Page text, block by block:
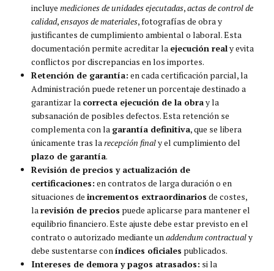
incluye mediciones de unidades ejecutadas,actas de control de
calidad,ensayos de materiales, fotografías de obra y
justificantes de cumplimiento ambiental o laboral. Esta
documentación permite acreditar la ejecución realy evita
conflictos por discrepancias en los importes.
Retención de garantía: en cada certificación parcial, la
Administración puede retener un porcentaje destinado a
garantizar la correcta ejecución de la obray la
subsanación de posibles defectos. Esta retención se
complementa con la garantía definitiva, que se libera
únicamente tras larecepción finaly el cumplimiento del
plazo de garantía.
Revisión de precios y actualización de
certificaciones: en contratos de larga duración o en
situaciones de incrementos extraordinarios de costes,
larevisión de precios puede aplicarse para mantener el
equilibrio financiero. Este ajuste debe estar previsto en el
contrato o autorizado mediante unaddendum contractualy
debe sustentarse coníndices oficiales publicados.
Intereses de demora y pagos atrasados: si la